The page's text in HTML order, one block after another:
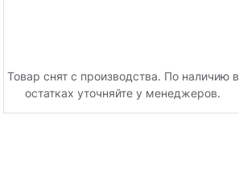
Товар снят с производства. По наличию в
остатках уточняйте у менеджеров.